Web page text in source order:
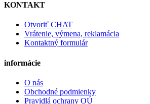
KONTAKT
Otvoriť CHAT
Vrátenie, výmena, reklamácia
Kontaktný formulár
informácie
O nás
Obchodné podmienky
Pravidlá ochrany OÚ